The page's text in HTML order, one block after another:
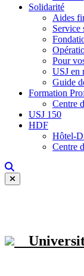
Solidarité
Aides
Service
Pour
USJ en
Guide
Formation
Centre
USJ 150
HDF
Hôtel-
Centre